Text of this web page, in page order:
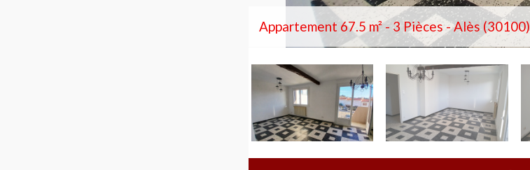
Appartement 67.5 m² - 3 Pièces - Alès (30100)